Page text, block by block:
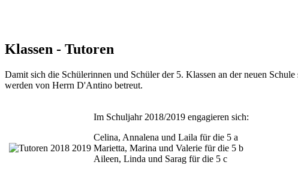
Klassen - Tutoren
Damit sich die Schülerinnen und Schüler der 5. Klassen an der neuen
werden von Herrn D'Antino betreut.
Im Schuljahr 2018/2019 engagieren sich:
Celina, Annalena und Laila für die 5 a
Marietta, Marina und Valerie für die 5 b
Aileen, Linda und Sarag für die 5 c